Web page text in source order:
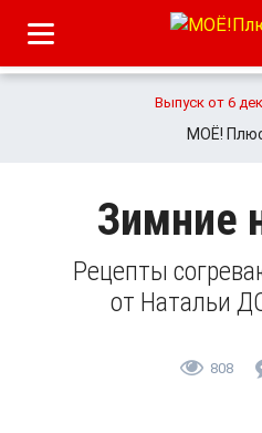
Выпуск от 6
МОЁ!
Зимние
Рецепты
от Натальи
808